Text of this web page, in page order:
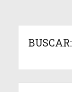
BUSCAR: